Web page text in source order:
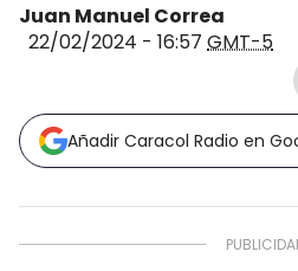
Juan Manuel Correa
22/02/2024 - 16:57 GMT-5
Añadir Caracol Radio en